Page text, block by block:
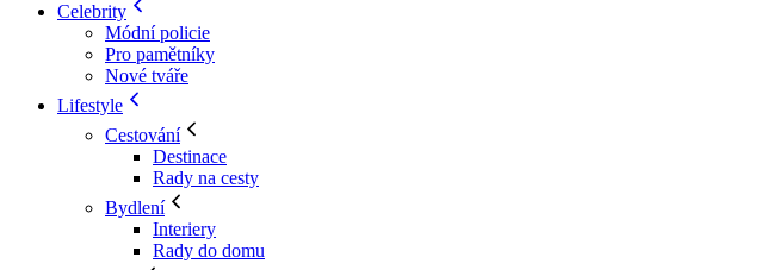
Celebrity
Módní policie
Pro pamětníky
Nové tváře
Lifestyle
Cestování
Destinace
Rady na cesty
Bydlení
Interiery
Rady do domu